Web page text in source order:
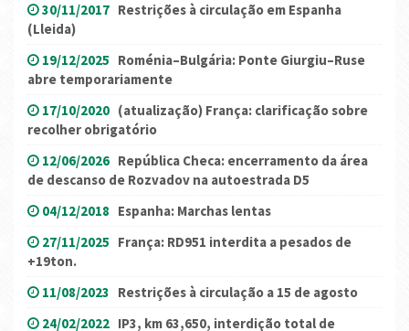
30/11/2017 Restrições à circulação em Espanha
(Lleida)
19/12/2025 Roménia–Bulgária: Ponte Giurgiu–Ruse
abre temporariamente
17/10/2020 (atualização) França: clarificação sobre
recolher obrigatório
12/06/2026 República Checa: encerramento da área
de descanso de Rozvadov na autoestrada D5
04/12/2018 Espanha: Marchas lentas
27/11/2025 França: RD951 interdita a pesados de
+19ton.
11/08/2023 Restrições à circulação a 15 de agosto
24/02/2022 IP3, km 63,650, interdição total de